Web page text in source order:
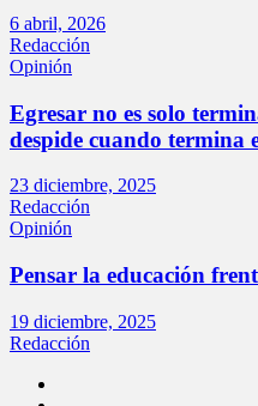
6 abril, 2026
Redacción
Opinión
Egresar no es solo
despide cuando termina
23 diciembre, 2025
Redacción
Opinión
Pensar la educación
19 diciembre, 2025
Redacción